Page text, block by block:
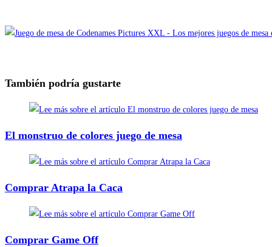
También podría gustarte
El monstruo de colores juego de mesa
Comprar Atrapa la Caca
Comprar Game Off